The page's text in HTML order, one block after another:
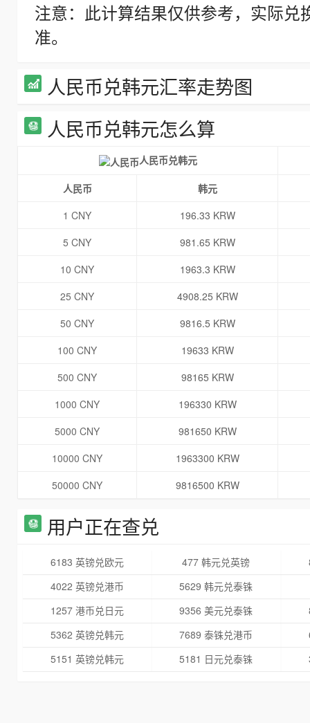
注意：此计算结果仅供参考，实际
准。
人民币兑韩元汇率走势图
人民币兑韩元怎么算
人民币兑韩元
人民币
韩元
1 CNY
196.33 KRW
5 CNY
981.65 KRW
10 CNY
1963.3 KRW
25 CNY
4908.25 KRW
50 CNY
9816.5 KRW
100 CNY
19633 KRW
500 CNY
98165 KRW
1000 CNY
196330 KRW
5000 CNY
981650 KRW
10000 CNY
1963300 KRW
50000 CNY
9816500 KRW
用户正在查兑
6183 英镑兑欧元 477 韩元兑英镑
4022 英镑兑港币
5629 韩元兑泰铢
1257 港币兑日元
9356 美元兑泰铢
5362 英镑兑韩元
7689 泰铢兑港币
5151 英镑兑韩元
5181 日元兑泰铢